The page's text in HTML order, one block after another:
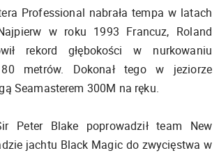
Professional nabrała tempa w latach
w roku 1993 Francuz, Roland
rekord głębokości w nurkowaniu
metrów. Dokonał tego w jeziorze
Seamasterem 300M na ręku.
Peter Blake poprowadził team New
jachtu Black Magic do zwycięstwa w